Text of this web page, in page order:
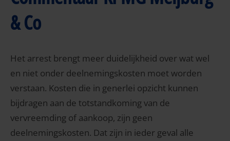
& Co
Het arrest brengt meer duidelijkheid over wat wel
en niet onder deelnemingskosten moet worden
verstaan. Kosten die in generlei opzicht kunnen
bijdragen aan de totstandkoming van de
vervreemding of aankoop, zijn geen
deelnemingskosten. Dat zijn in ieder geval alle